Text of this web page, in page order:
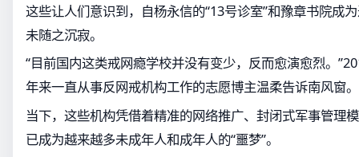
这些让人们意识到，自杨永信的“13号诊室”和豫章书院成
未随之沉寂。
“目前国内这类戒网瘾学校并没有变少，反而愈演愈烈。
年来一直从事反网戒机构工作的志愿博主温柔告诉南风窗。
当下，这些机构凭借着精准的网络推广、封闭式军事管理
已成为越来越多未成年人和成年人的“噩梦”。